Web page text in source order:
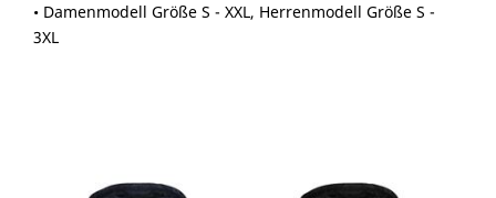
• Damenmodell Größe S - XXL, Herrenmodell Größe S -
3XL